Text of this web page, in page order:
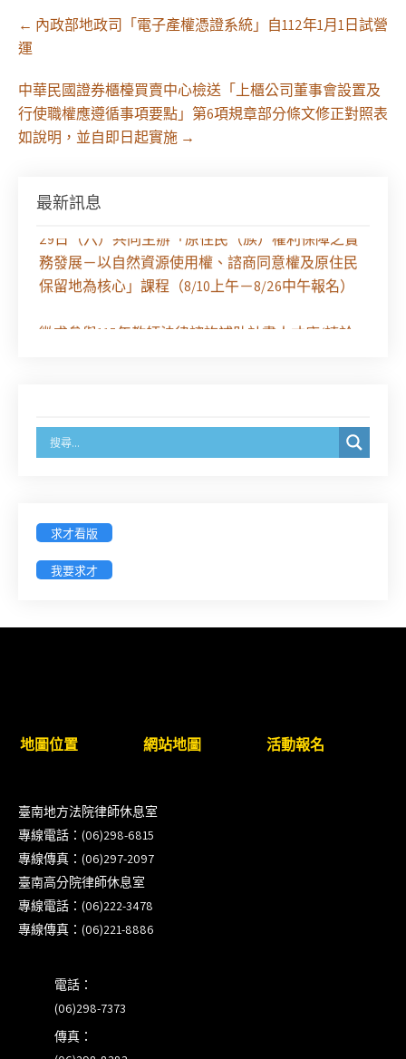
Post
navigation
← 內政部地政司「電子產權憑證系統」自112年1月1日試營
運
中華民國證券櫃檯買賣中心檢送「上櫃公司董事會設置及
行使職權應遵循事項要點」第6項規章部分條文修正對照表
如說明，並自即日起實施 →
最新訊息
【課程報名】全律會與台北律師公會等單位定於8月
29日（六）共同主辦「原住民（族）權利保障之實
務發展－以自然資源使用權、諮商同意權及原住民
保留地為核心」課程（8/10上午－8/26中午報名）
徵求參與115年教師法律諮詢補助計畫人才庫(請於
之分公司及商業應參加「勞動權益講習」
戳為憑)】
徵詢有意願擔任臺南市115年度國民中小學法治教育
臺南高分院8/28(五)下午舉辦「家庭關係中的正當防
衛」課程(8/12前向本會報名,實體)
8/22~23「平反再導航:2026台灣冤平反協會年度論
壇｣
【重要公告】115年職場霸凌調查專業人才(律師)培
訓課程（雲嘉南場）錄取通知已發送
前報名，實體+線上併行)
求才看版
我要求才
地圖位置 網站地圖 活動報名
臺南地方法院律師休息室
專線電話：(06)298-6815
專線傳真：(06)297-2097
臺南高分院律師休息室
專線電話：(06)222-3478
專線傳真：(06)221-8886
電話：
(06)298-7373
傳真：